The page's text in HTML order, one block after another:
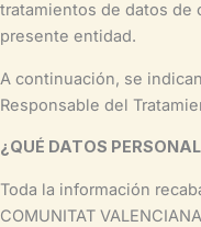
tratamientos de datos de
presente entidad.
A continuación, se
Responsable del
¿QUÉ DATOS
Toda la información
COMUNITAT